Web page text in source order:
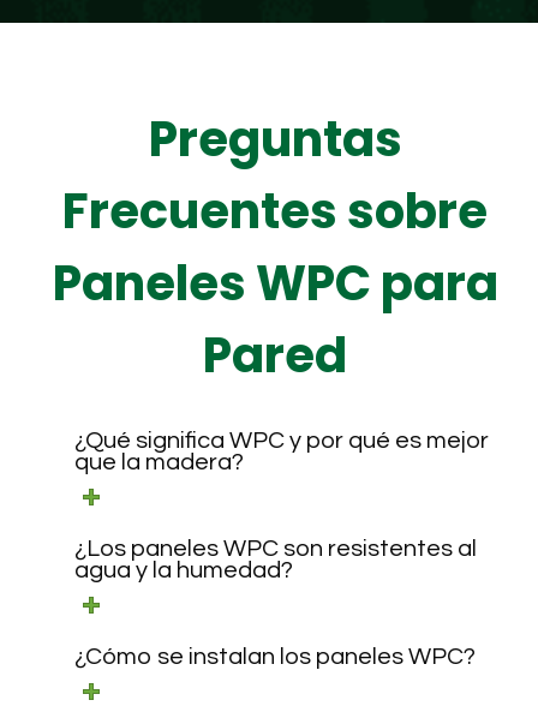
Preguntas
Frecuentes sobre
Paneles WPC para
Pared
¿Qué significa WPC y por qué es mejor
que la madera?
¿Los paneles WPC son resistentes al
agua y la humedad?
¿Cómo se instalan los paneles WPC?